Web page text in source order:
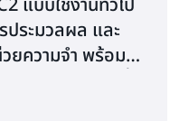
แบบใช้งานทั่วไป
ระมวลผล และ
ยความจำ พร้อม
วลผลแพ็กเก็ตที่